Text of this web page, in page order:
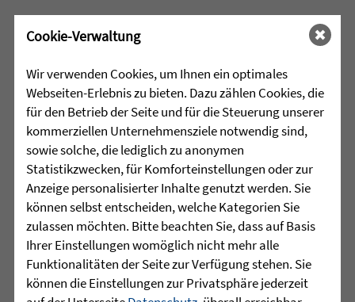
Projektwoche „Aus alt mach
neu“ und 25 Jahre
Sprachheilschule Biberach
Im Mai stand an der Sprachheilschule
Biberach alles im Zeichen des Umwelt-
und Klimaschutzes. Unter dem Motto
„Aus alt mach neu“ beschäftigten sich
die Schülerinnen und Schüler im
Rahmen einer Projektwoche intensiv
mit den Themen Müllvermeidung, ...
Cookie-Verwaltung
Wir verwenden Cookies, um Ihnen ein optimales
Webseiten-Erlebnis zu bieten. Dazu zählen Cookies, die
für den Betrieb der Seite und für die Steuerung unserer
kommerziellen Unternehmensziele notwendig sind,
sowie solche, die lediglich zu anonymen
Statistikzwecken, für Komforteinstellungen oder zur
Anzeige personalisierter Inhalte genutzt werden. Sie
können selbst entscheiden, welche Kategorien Sie
zulassen möchten. Bitte beachten Sie, dass auf Basis
Ihrer Einstellungen womöglich nicht mehr alle
Funktionalitäten der Seite zur Verfügung stehen. Sie
können die Einstellungen zur Privatsphäre jederzeit